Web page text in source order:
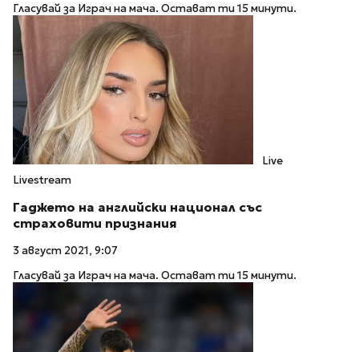
Гласувай за Играч на мача. Остават ти 15 минути.
Live
Livestream
Гаджето на английски национал със
страховити признания
3 август 2021, 9:07
Гласувай за Играч на мача. Остават ти 15 минути.